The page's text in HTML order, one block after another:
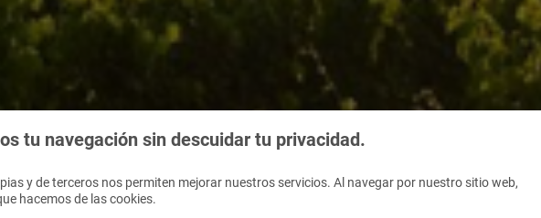
tu navegación sin descuidar tu privacidad.
y de terceros nos permiten mejorar nuestros servicios. Al navegar por nuestro sitio web,
hacemos de las cookies.